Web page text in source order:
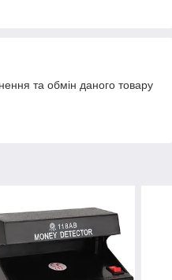
та обмін даного товару